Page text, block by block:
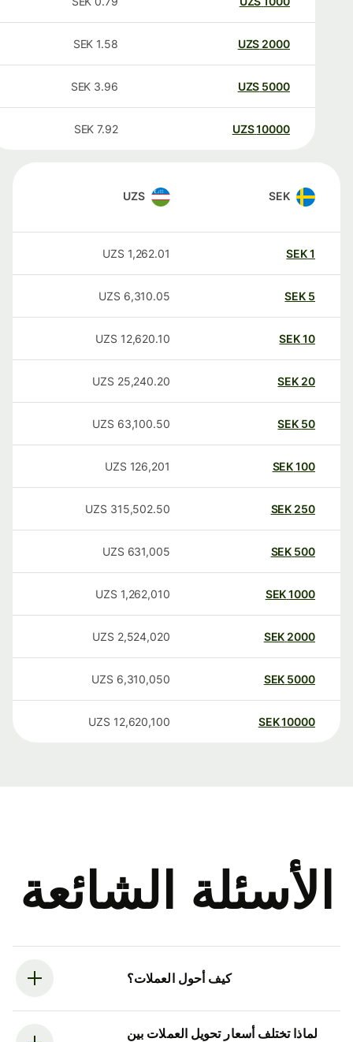
2000
UZS
1.58
SEK
5000
UZS
3.96
SEK
10000
UZS
7.92
SEK
SEK
UZS
SEK
1,262.01
UZS
SEK
6,310.05
UZS
SEK
12,620.10
UZS
20
SEK
25,240.20
UZS
50
SEK
63,100.50
UZS
100
SEK
126,201
UZS
250
SEK
315,502.50
UZS
500
SEK
631,005
UZS
1000
SEK
1,262,010
UZS
2000
SEK
2,524,020
UZS
5000
SEK
6,310,050
UZS
10000
SEK
12,620,100
UZS
الأسئلة الشائعة
كيف أحول العملات؟
لماذا تختلف أسعار تحويل العملات بين